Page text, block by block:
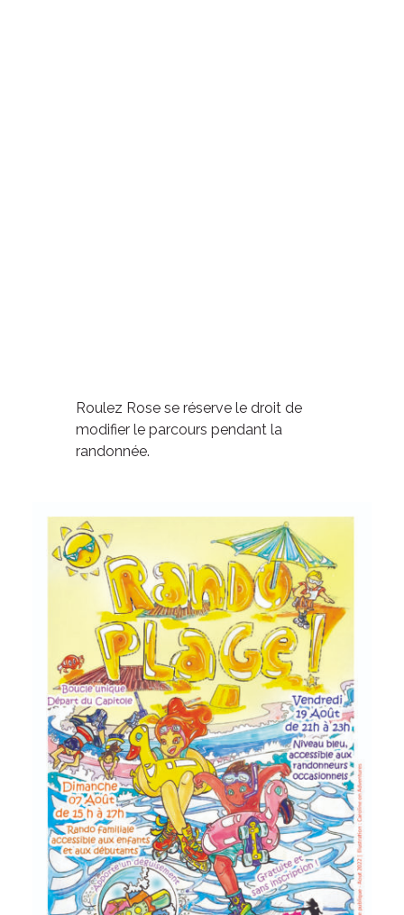
Roulez Rose se réserve le droit de
modifier le parcours pendant la
randonnée.